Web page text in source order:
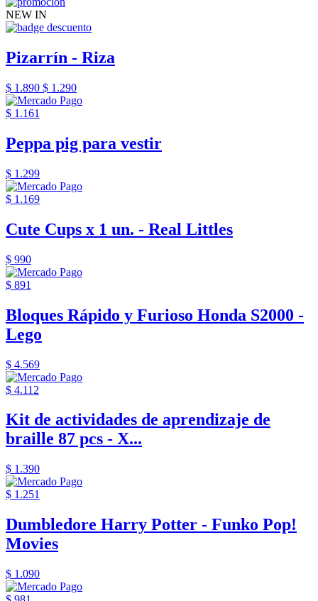
NEW IN
Pizarrín - Riza
$ 1.890 $ 1.290
$ 1.161
Peppa pig para vestir
$ 1.299
$ 1.169
Cute Cups x 1 un. - Real Littles
$ 990
$ 891
Bloques Rápido y Furioso Honda S2000 -
Lego
$ 4.569
$ 4.112
Kit de actividades de aprendizaje de
braille 87 pcs - X...
$ 1.390
$ 1.251
Dumbledore Harry Potter - Funko Pop!
Movies
$ 1.090